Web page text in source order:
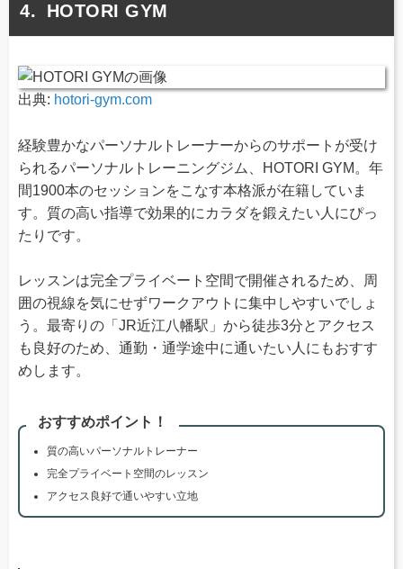
HOTORI GYM
出典: hotori-gym.com
経験豊かなパーソナルトレーナーからのサポートが受け
られるパーソナルトレーニングジム、HOTORI GYM。年
間1900本のセッションをこなす本格派が在籍していま
す。質の高い指導で効果的にカラダを鍛えたい人にぴっ
たりです。
レッスンは完全プライベート空間で開催されるため、周
囲の視線を気にせずワークアウトに集中しやすいでしょ
う。最寄りの「JR近江八幡駅」から徒歩3分とアクセス
も良好のため、通勤・通学途中に通いたい人にもおすす
めします。
おすすめポイント！
質の高いパーソナルトレーナー
完全プライベート空間のレッスン
アクセス良好で通いやすい立地